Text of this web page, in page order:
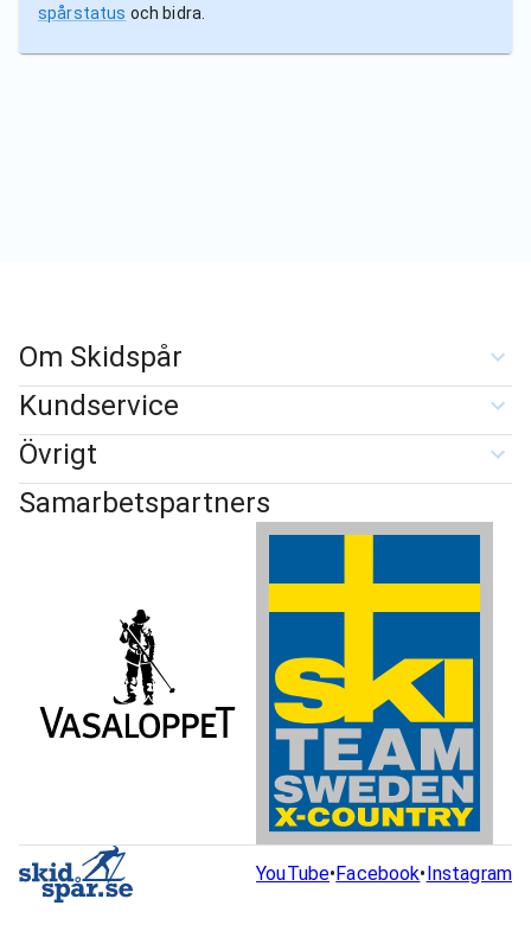
spårstatus och bidra.
Om Skidspår
Kundservice
Övrigt
Samarbetspartners
YouTube•Facebook•Instagram